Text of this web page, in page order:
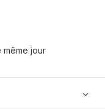
même jour